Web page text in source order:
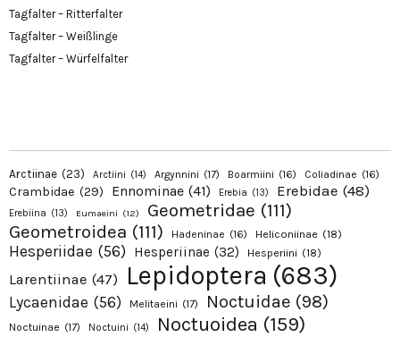
Tagfalter – Ritterfalter
Tagfalter – Weißlinge
Tagfalter – Würfelfalter
Arctiinae (23) Arctiini (14) Argynnini (17) Boarmiini (16) Coliadinae (16)
Crambidae (29) Ennominae (41) Erebia (13) Erebidae (48)
Erebiina (13) Eumaeini (12) Geometridae (111)
Geometroidea (111) Hadeninae (16) Heliconiinae (18)
Hesperiidae (56) Hesperiinae (32) Hesperiini (18)
Larentiinae (47) Lepidoptera (683)
Lycaenidae (56) Melitaeini (17) Noctuidae (98)
Noctuinae (17) Noctuini (14) Noctuoidea (159)